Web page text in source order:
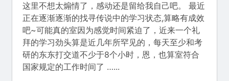
这里不想太煽情了，感动还是留给我自己吧。 最近
正在逐渐逐渐的找寻传说中的学习状态,算略有成效
吧~可能真的室因为感觉时间紧迫了，近来一个礼
拜的学习劲头算是近几年所罕见的，每天至少和考
研的东东打交道不少于8个小时，恩，也算室符合
国家规定的工作时间了 …...